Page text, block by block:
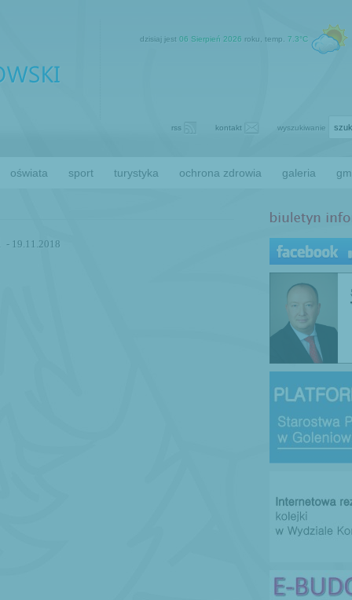
dzisiaj jest 06 Sierpień 2026 roku, temp. 7.3°C
rss kontakt wyszukiwanie
oświata sport turystyka ochrona zdrowia galeria
- 19.11.2018